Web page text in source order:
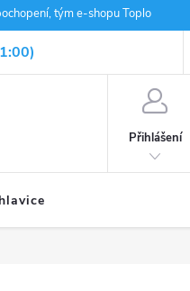
tým e-shopu Toplo
Přihlášení